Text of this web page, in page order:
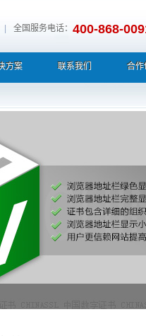
全国服务电话： 400-868-
方案 联系我们 合作
门铁克EV证书 Symantec、